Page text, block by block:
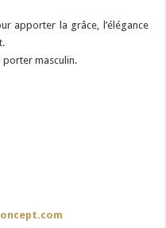
apporter la grâce, l’élégance
porter masculin.